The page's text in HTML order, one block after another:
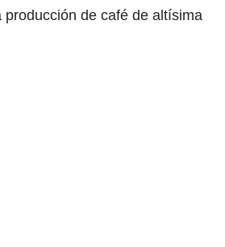
producción de café de altísima